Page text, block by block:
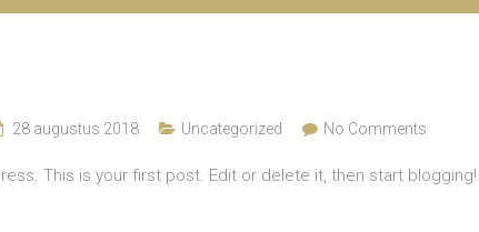
28 augustus 2018 Uncategorized No Comments
This is your first post. Edit or delete it, then start blogging!